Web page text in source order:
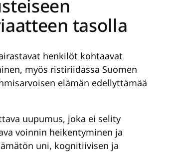
tasolla
henkilöt kohtaavat
myös ristiriidassa Suomen
elämän edellyttämää
uupumus, joka ei selity
voinnin heikentyminen ja
uni, kognitiivisen ja